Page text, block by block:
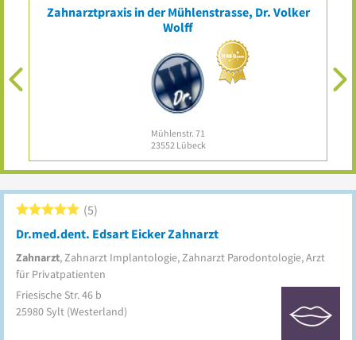
Zahnarztpraxis in der Mühlenstrasse, Dr. Volker
Wolff
Mühlenstr. 71
23552 Lübeck
Dr.med.dent. Edsart Eicker Zahnarzt
Zahnarzt, Zahnarzt Implantologie, Zahnarzt Parodontologie, Arzt
für Privatpatienten
5
Friesische Str. 46 b
25980 Sylt (Westerland)